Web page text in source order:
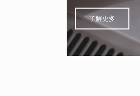
了解更多